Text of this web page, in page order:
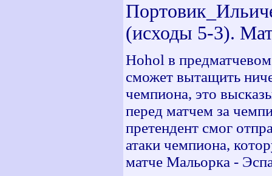
(исходы 5-3).
Hohol в
сможет вытащить
чемпиона, это
перед матчем за
претендент смог
атаки чемпиона,
матче Мальорка -